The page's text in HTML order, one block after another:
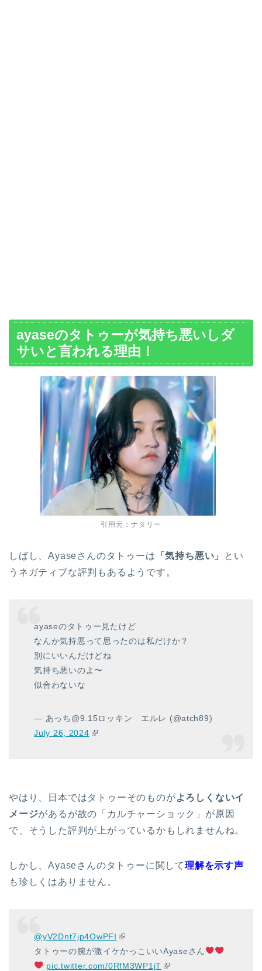
ayaseのタトゥーが気持ち悪いしダ
サいと言われる理由！
引用元：ナタリー
しばし、Ayaseさんのタトゥーは 「気持ち悪い」
とい
うネガティブな評判もあるようです。
ayaseのタトゥー見たけど
なんか気持悪って思ったのは私だけか？
別にいいんだけどね
気持ち悪いのよ〜
似合わないな
— あっち@9.15ロッキン エルレ (@atch89)
July 26, 2024
やはり、日本ではタトゥーそのものがよろしくないイ
メージがあるが故の「カルチャーショック」が原因
で、そうした評判が上がっているかもしれませんね。
しかし、Ayaseさんのタトゥーに関して理解を示す声
も珍しくはありません。
@yV2Dnt7jp4OwPFI
タトゥーの腕が激イケかっこいいAyaseさん
pic.twitter.com/0RfM3WP1jT